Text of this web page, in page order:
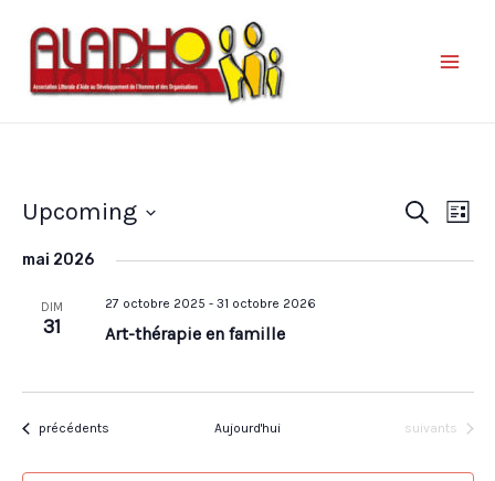
Recherche
Liste
Upcoming
une
mai 2026
DIM
31
27 octobre 2025 - 31 octobre 2026
Art-thérapie en famille
Évènements
précédents Aujourd'hui Évènements
suivants